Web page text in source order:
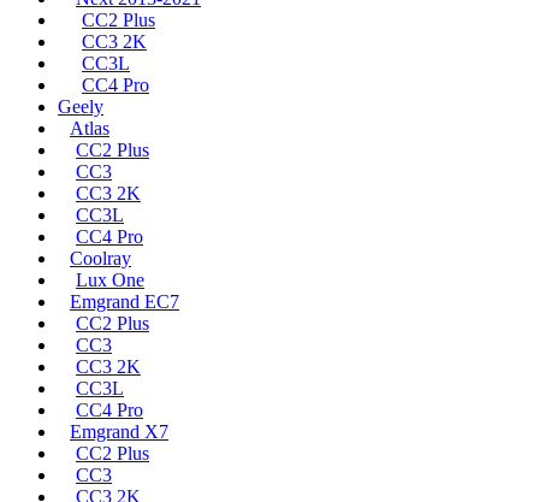
CC2 Plus
CC3 2K
CC3L
CC4 Pro
Geely
Atlas
CC2 Plus
CC3
CC3 2K
CC3L
CC4 Pro
Coolray
Lux One
Emgrand EC7
CC2 Plus
CC3
CC3 2K
CC3L
CC4 Pro
Emgrand X7
CC2 Plus
CC3
CC3 2K